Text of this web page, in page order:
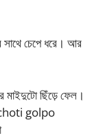
সাথে চেপে ধরে। আর
মাইদুটো ছিঁড়ে ফেল।
choti golpo